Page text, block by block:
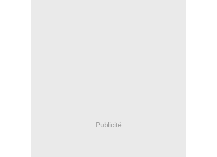
Publicité